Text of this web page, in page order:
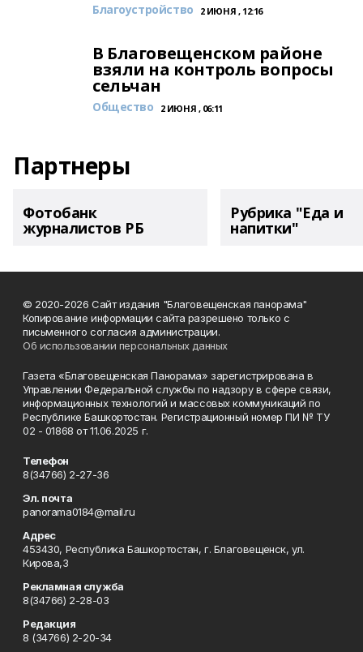
Благоустройство 2 ИЮНЯ , 12:16
В Благовещенском районе
взяли на контроль вопросы
сельчан
Общество 2 ИЮНЯ , 06:11
Партнеры
Фотобанк
журналистов РБ
Рубрика "Еда и
напитки"
© 2020-2026 Сайт издания "Благовещенская панорама"
Копирование информации сайта разрешено только с
письменного согласия администрации.
Об использовании персональных данных
Газета «Благовещенская Панорама» зарегистрирована в
Управлении Федеральной службы по надзору в сфере связи,
информационных технологий и массовых коммуникаций по
Республике Башкортостан. Регистрационный номер ПИ № ТУ
02 - 01868 от 11.06.2025 г.
Телефон
8(34766) 2-27-36
Эл. почта
panorama0184@mail.ru
Адрес
453430, Республика Башкортостан, г. Благовещенск, ул.
Кирова,3
Рекламная служба
8(34766) 2-28-03
Редакция
8 (34766) 2-20-34